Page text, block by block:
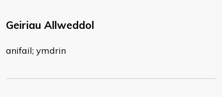
Geiriau Allweddol
anifail; ymdrin